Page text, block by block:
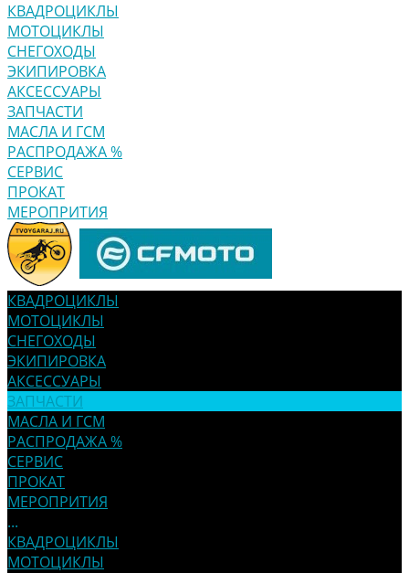
КВАДРОЦИКЛЫ
МОТОЦИКЛЫ
СНЕГОХОДЫ
ЭКИПИРОВКА
АКСЕССУАРЫ
ЗАПЧАСТИ
МАСЛА И ГСМ
РАСПРОДАЖА %
СЕРВИС
ПРОКАТ
МЕРОПРИТИЯ
КВАДРОЦИКЛЫ
МОТОЦИКЛЫ
СНЕГОХОДЫ
ЭКИПИРОВКА
АКСЕССУАРЫ
ЗАПЧАСТИ
МАСЛА И ГСМ
РАСПРОДАЖА %
СЕРВИС
ПРОКАТ
МЕРОПРИТИЯ
...
КВАДРОЦИКЛЫ
МОТОЦИКЛЫ